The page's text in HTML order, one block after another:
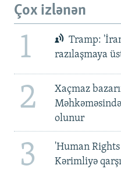
Çox izlənən
1
Tramp:
razılaşmaya
2
Xaçmaz
olunur
3
'Human
Kərimliyə